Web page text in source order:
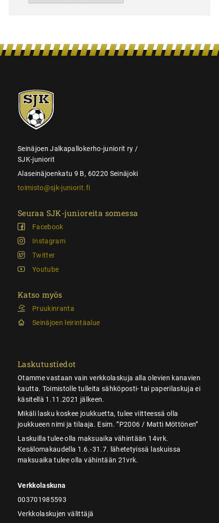
SJK-
juniorit
Seinäjoen Jalkapallokerho-juniorit ry /
SJK-juniorit
Alaseinäjoenkatu 9 B, 60220 Seinäjoki
toimisto@sjk-juniorit.fi
Seuraa SJK-junioreita somessa
Facebook
Instagram
Twitter
Youtube
Katso myös
Pruukinranta
Seinäjoen leirintäalue
Laskutustiedot
Otamme vastaan vain verkkolaskuja alla olevien kanavien
kautta. Toimistolle tulleita sähköposti- tai paperilaskuja ei
käsitellä 1.11.2021 jälkeen.
Mikäli lasku koskee joukkuetta, tulee viitteessä olla
joukkueen nimi ja tilaaja. Esim. ”P2006 / Matti Möttönen”
Laskuilla tulee olla maksuaika vähintään 14vrk.
Kesälomakaudella 1.6.-31.7. lähetetyissä laskuissa
maksuaika tulee olla vähintään 21vrk.
Verkkolaskuna
003701985593
Verkkolaskujen välittäjä